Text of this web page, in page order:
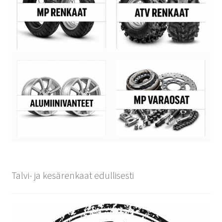
Talvi- ja kesärenkaat edullisesti